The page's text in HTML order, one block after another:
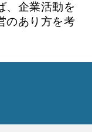
、企業活動を
のあり方を考